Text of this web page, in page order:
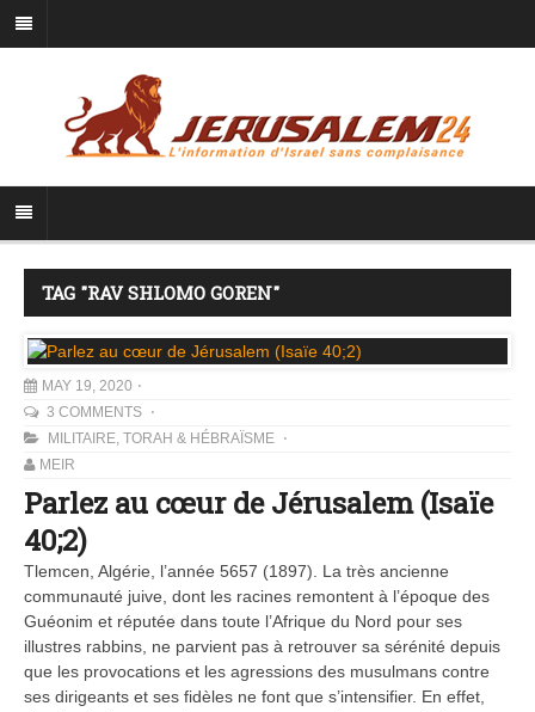
TAG "RAV SHLOMO GOREN"
MAY 19, 2020
3 COMMENTS
MILITAIRE TORAH & HÉBRAÏSME
MEIR
Parlez au cœur de Jérusalem (Isaïe
40;2)
Tlemcen, Algérie, l’année 5657 (1897). La très ancienne
communauté juive, dont les racines remontent à l’époque des
Guéonim et réputée dans toute l’Afrique du Nord pour ses
illustres rabbins, ne parvient pas à retrouver sa sérénité depuis
que les provocations et les agressions des musulmans contre
ses dirigeants et ses fidèles ne font que s’intensifier. En effet,